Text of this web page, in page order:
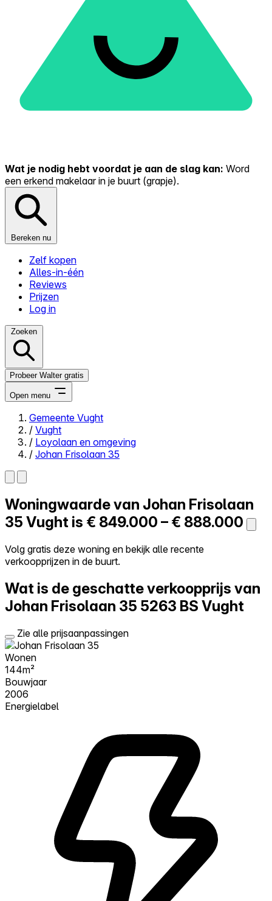
Wat je nodig hebt voordat je aan de slag kan: Word
een erkend makelaar in je buurt (grapje).
Bereken nu
Zelf kopen
Alles-in-één
Reviews
Prijzen
Log in
Zoeken
Probeer Walter gratis
Open menu
Close menu
Zelf kopen
Alles-in-één
Reviews
Log in
Gemeente Vught
/ Vught
/ Loyolaan en omgeving
/ Johan Frisolaan 35
Woningwaarde van Johan Frisolaan
35 Vught is € 849.000 – € 888.000
Volg gratis deze woning en bekijk alle recente
verkoopprijzen in de buurt.
Wat is de geschatte verkoopprijs van
Johan Frisolaan 35 5263 BS Vught
Zie alle prijsaanpassingen
Wonen
144m²
Bouwjaar
2006
Energielabel